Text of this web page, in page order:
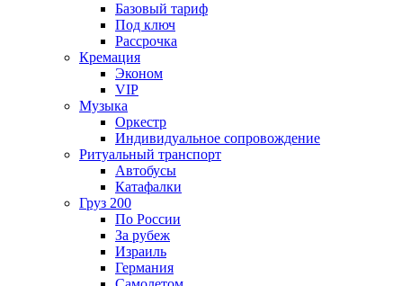
Базовый тариф
Под ключ
Рассрочка
Кремация
Эконом
VIP
Музыка
Оркестр
Индивидуальное сопровождение
Ритуальный транспорт
Автобусы
Катафалки
Груз 200
По России
За рубеж
Израиль
Германия